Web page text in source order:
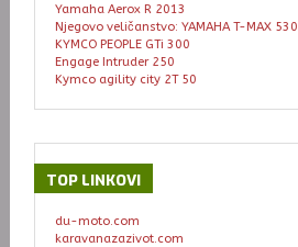
Yamaha Aerox R 2013
Njegovo veličanstvo: YAMAHA T-MAX 530
KYMCO PEOPLE GTi 300
Engage Intruder 250
Kymco agility city 2T 50
TOP LINKOVI
du-moto.com
karavanazazivot.com